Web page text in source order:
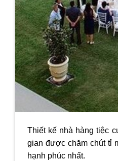
Thiết kế nhà hàng tiệc
gian được chăm chút tỉ
hạnh phúc nhất.